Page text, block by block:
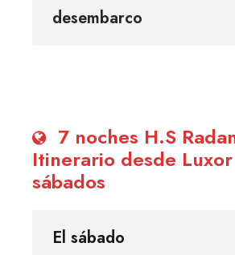
desembarco
7 noches H.S
Itinerario desde
sábados
El sábado